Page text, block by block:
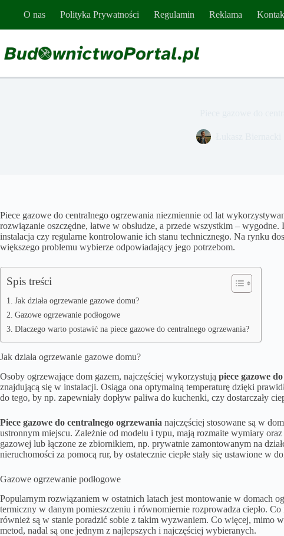
O nas Polityka Prywatności Regulamin Reklama
Piece gazowe do centralnego ogrzewania niezmiennie od lat
rozwiązanie oszczędne, łatwe w obsłudze, a przede wszystkim –
instalacja czy regularne kontrolowanie ich stanu technicznego. Na rynku
większego problemu wybierze odpowiadający jego potrzebom.
Spis treści
Jak działa ogrzewanie gazowe domu?
Gazowe ogrzewanie podłogowe
Dlaczego warto postawić na piece gazowe do centralnego ogrzewania?
Jak działa ogrzewanie gazowe domu?
Osoby ogrzewające dom gazem, najczęściej wykorzystują piece gazowe
znajdującą się w instalacji. Osiąga ona optymalną temperaturę dzięki
do tego, by np. zapewniały dopływ paliwa do kuchenki, czy dostarczały
Piece gazowe do centralnego ogrzewania najczęściej stosowane są w
ustronnym miejscu. Zależnie od modelu i typu, mają rozmaite wymiary
gazowej lub łączone ze zbiornikiem, np. prywatnie zamontowanym na
nieruchomości za pomocą rur, by ostatecznie ciepłe stały się ustawione w
Gazowe ogrzewanie podłogowe
Popularnym rozwiązaniem w ostatnich latach jest montowanie w domach
termiczny w danym pomieszczeniu i równomiernie rozprowadza ciepło. Co
również są w stanie poradzić sobie z takim wyzwaniem. Co więcej, mimo
metod, nadal są one jednym z najlepszych i najczęściej wybieranych.